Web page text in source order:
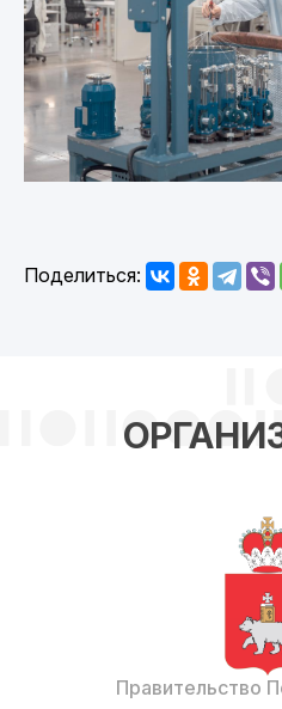
Поделиться:
Правительство